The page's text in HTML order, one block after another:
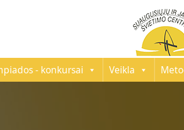
- konkursai Veikla